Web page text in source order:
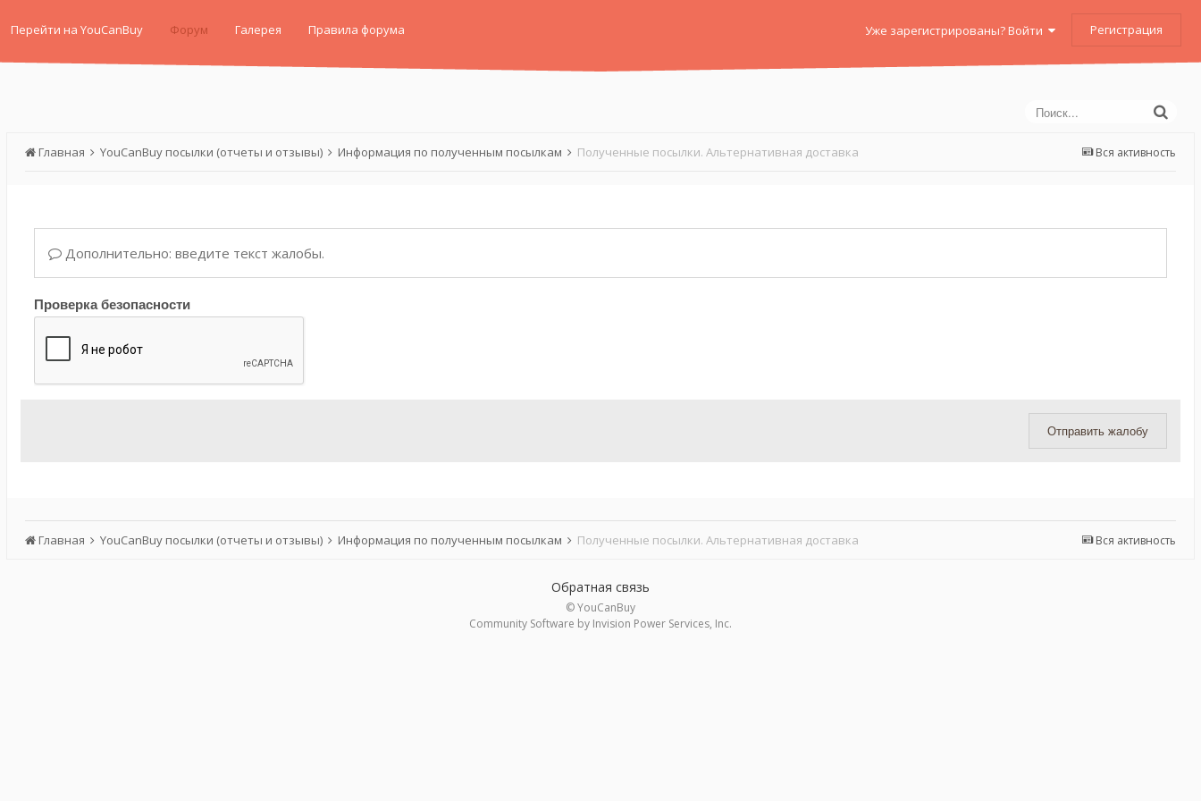
Перейти на YouCanBuy Форум Галерея Правила форума Уже зарегистрированы? Войти Регистрация
Вся активность
Главная YouCanBuy посылки (отчеты и отзывы) Информация по полученным посылкам Полученные посылки. Альтернативная доставка
Дополнительно: введите текст жалобы.
Проверка безопасности
Отправить жалобу
Вся активность
Главная YouCanBuy посылки (отчеты и отзывы) Информация по полученным посылкам Полученные посылки. Альтернативная доставка
Обратная связь
© YouCanBuy
Community Software by Invision Power Services, Inc.